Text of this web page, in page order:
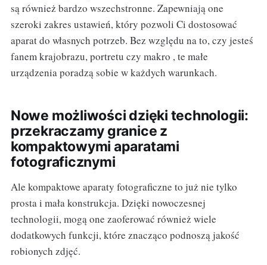
są również bardzo wszechstronne. Zapewniają one
szeroki zakres ustawień, który pozwoli Ci dostosować
aparat do własnych potrzeb. Bez względu na to, czy jesteś
fanem krajobrazu, portretu czy makro , te małe
urządzenia poradzą sobie w każdych warunkach.
Nowe możliwości dzięki technologii:
przekraczamy granice z
kompaktowymi aparatami
fotograficznymi
Ale kompaktowe aparaty fotograficzne to już nie tylko
prosta i mała konstrukcja. Dzięki nowoczesnej
technologii, mogą one zaoferować również wiele
dodatkowych funkcji, które znacząco podnoszą jakość
robionych zdjęć.